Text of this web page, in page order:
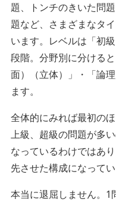
題、トンチのきいた問
題など、さまざまなタ
います。レベルは「初
段階。分野別に分ける
面）（立体）」・「論
ます。
全体的にみれば最初の
上級、超級の問題が多
なっているわけではあ
先させた構成になってい
本当に退屈しません。1